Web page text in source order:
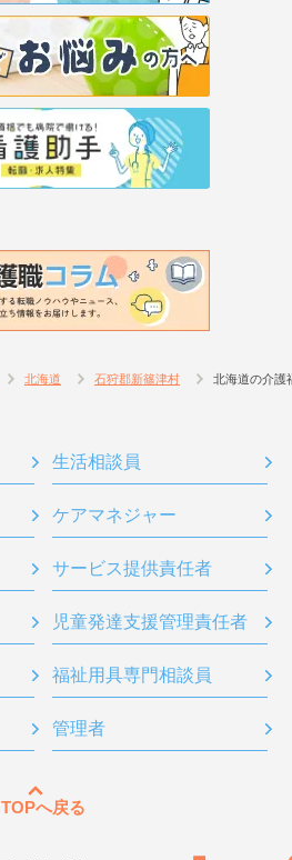
北海道 石狩郡新篠津村 北海道の介護
生活相談員
ケアマネジャー
サービス提供責任者
児童発達支援管理責任者
福祉用具専門相談員
管理者
TOPへ戻る